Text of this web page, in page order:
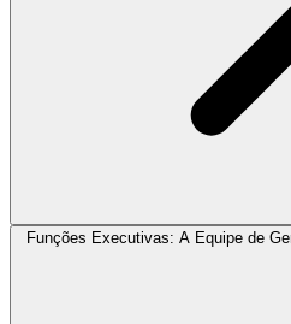
Funções Executivas: A Equipe de